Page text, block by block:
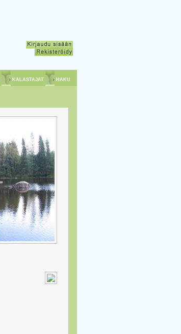
KALASTAJAT HAKU